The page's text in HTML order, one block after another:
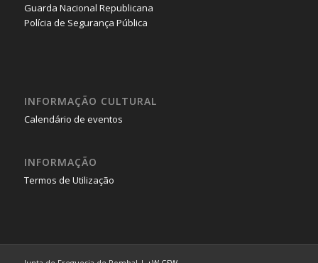
Guarda Nacional Republicana
Polícia de Segurança Pública
INFORMAÇÃO CULTURAL
Calendário de eventos
INFORMAÇÃO
Termos de Utilização